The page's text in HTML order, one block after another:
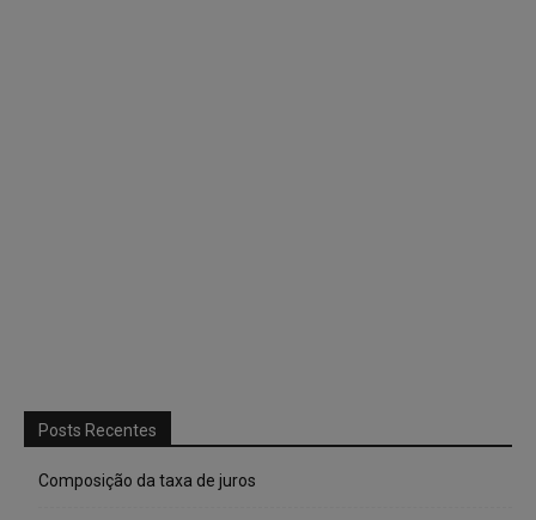
Posts Recentes
Composição da taxa de juros